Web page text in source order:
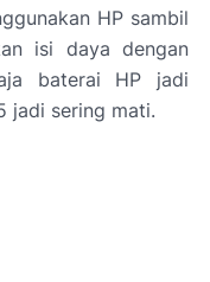
HP sambil
isi daya dengan
baterai HP jadi
jadi sering mati.